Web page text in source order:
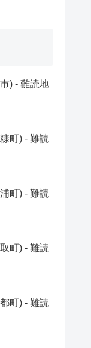
) - 難読地
町) - 難読
町) - 難読
町) - 難読
町) - 難読